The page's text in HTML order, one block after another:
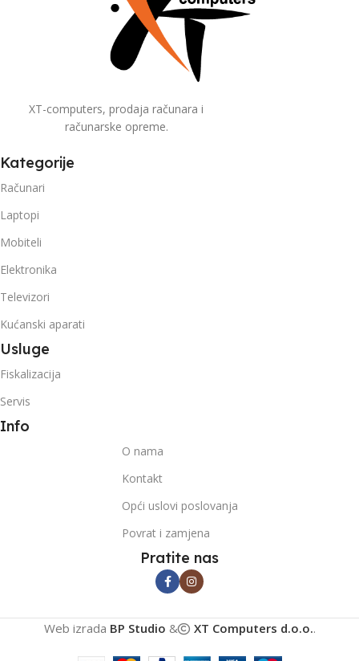
XT-computers, prodaja računara i
računarske opreme.
Kategorije
Računari
Laptopi
Mobiteli
Elektronika
Televizori
Kućanski aparati
Usluge
Fiskalizacija
Servis
Info
O nama
Kontakt
Opći uslovi poslovanja
Povrat i zamjena
Pratite nas
Web izrada BP Studio & XT Computers d.o.o..